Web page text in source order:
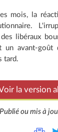
mois, la
libéraux
un avant-goût
tard.
la version
Publié ou mis à